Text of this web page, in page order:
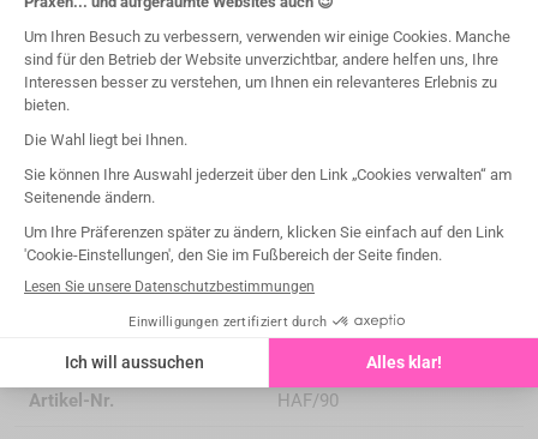
organizations under the LPP (List of Reimbursable
Products and Services).
Please read the instructions for use carefully on the IFU or
labeling before any use.
Ausführliche Informationen
Artikel-Nr. HAF/90